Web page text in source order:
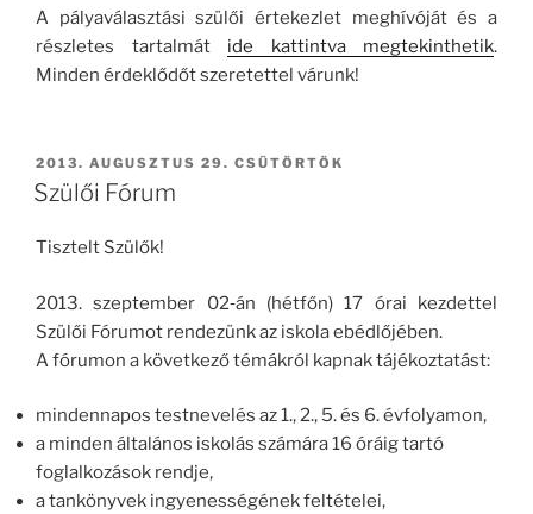
A pályaválasztási szülői értekezlet meghívóját és a
részletes tartalmát ide kattintva megtekinthetik.
Minden érdeklődőt szeretettel várunk!
BEKÜLDVE:
2013. AUGUSZTUS 29. CSÜTÖRTÖK
Szülői Fórum
Tisztelt Szülők!
2013. szeptember 02‐án (hétfőn) 17 órai kezdettel
Szülői Fórumot rendezünk az iskola ebédlőjében.
A fórumon a következő témákról kapnak tájékoztatást:
mindennapos testnevelés az 1., 2., 5. és 6. évfolyamon,
a minden általános iskolás számára 16 óráig tartó
foglalkozások rendje,
a tankönyvek ingyenességének feltételei,